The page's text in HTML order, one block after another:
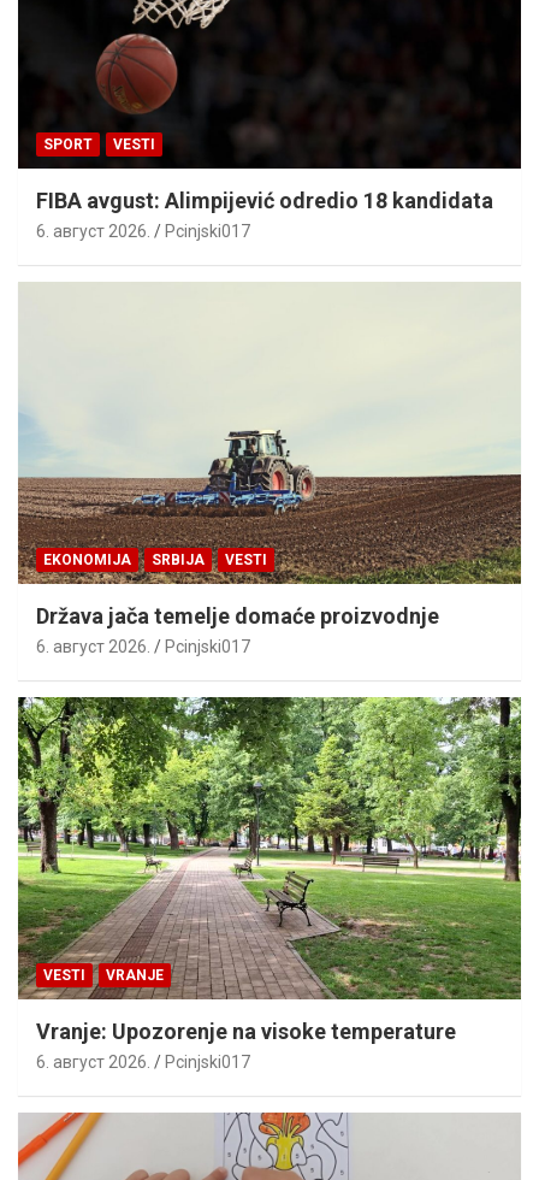
SPORT VESTI
FIBA avgust: Alimpijević odredio 18 kandidata
6. август 2026. Pcinjski017
EKONOMIJA SRBIJA VESTI
Država jača temelje domaće proizvodnje
6. август 2026. Pcinjski017
VESTI VRANJE
Vranje: Upozorenje na visoke temperature
6. август 2026. Pcinjski017